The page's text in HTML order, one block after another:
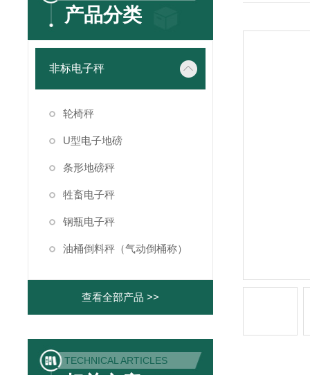
产品分类
非标电子秤
轮椅秤
U型电子地磅
条形地磅秤
牲畜电子秤
钢瓶电子秤
油桶倒料秤（气动倒桶称）
查看全部产品 >>
TECHNICAL ARTICLES